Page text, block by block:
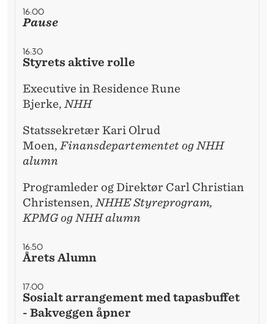
16:00
Pause
16:30
Styrets aktive rolle
Executive in Residence Rune
Bjerke, NHH
Statssekretær Kari Olrud
Moen, Finansdepartementet og NHH
alumn
Programleder og Direktør Carl Christian
Christensen, NHHE Styreprogram,
KPMG og NHH alumn
16:50
Årets Alumn
17:00
Sosialt arrangement med tapasbuffet
- Bakveggen åpner